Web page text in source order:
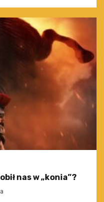
nas w „konia”?